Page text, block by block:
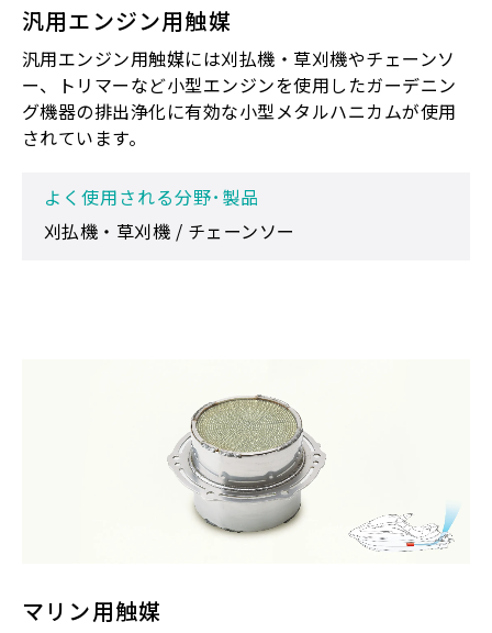
汎用エンジン用触媒
汎用エンジン用触媒には刈払機・草刈機やチェーンソ
ー、トリマーなど小型エンジンを使用したガーデニン
グ機器の排出浄化に有効な小型メタルハニカムが使用
されています。
よく使用される分野･製品
刈払機・草刈機 / チェーンソー
マリン用触媒